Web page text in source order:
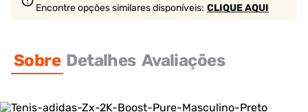
Encontre opções similaresdisponíveis: CLIQUE AQUI
Sobre Detalhes Avaliações